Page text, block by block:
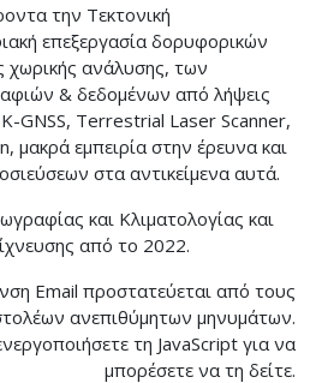
την Τεκτονική
επεξεργασία δορυφορικών
χωρικής ανάλυσης, των
& δεδομένων από λήψεις
GNSS, Terrestrial Laser Scanner,
μακρά εμπειρία στην έρευνα και
στα αντικείμενα αυτά.
και Κλιματολογίας και
από το 2022.
Email προστατεύεται από τους
ανεπιθύμητων μηνυμάτων.
τη JavaScript για να
μπορέσετε να τη δείτε.